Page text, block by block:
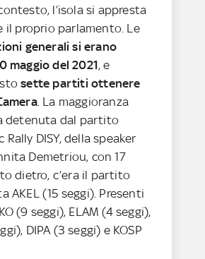
l’isola si appresta
il proprio parlamento. Le
generali si erano
maggio del 2021, e
sette partiti ottenere
. La maggioranza
detenuta dal partito
Rally DISY, della speaker
Demetriou, con 17
dietro, c’era il partito
AKEL (15 seggi). Presenti
(9 seggi), ELAM (4 seggi),
DIPA (3 seggi) e KOSP